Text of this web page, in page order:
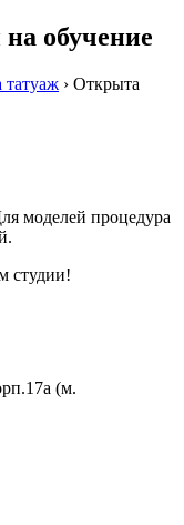
обучение
› Открыта
моделей процедура
студии!
(м.